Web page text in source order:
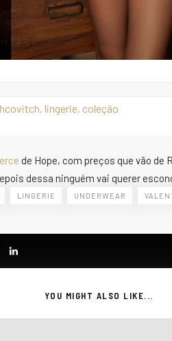
de Hope, com preços que vão de
dessa ninguém vai querer
LINGERIE UNDERWEAR
YOU MIGHT ALSO LIKE...